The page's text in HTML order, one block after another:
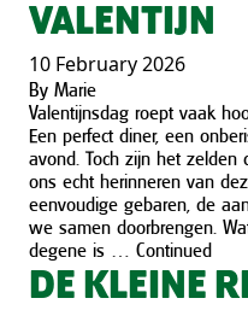
VALENTIJN
10 February 2026
By Marie
Valentijnsdag roept vaak
Een perfect diner, een
avond. Toch zijn het
ons echt herinneren van
eenvoudige gebaren, de
we samen doorbrengen.
degene is … Continued
DE KLEINE